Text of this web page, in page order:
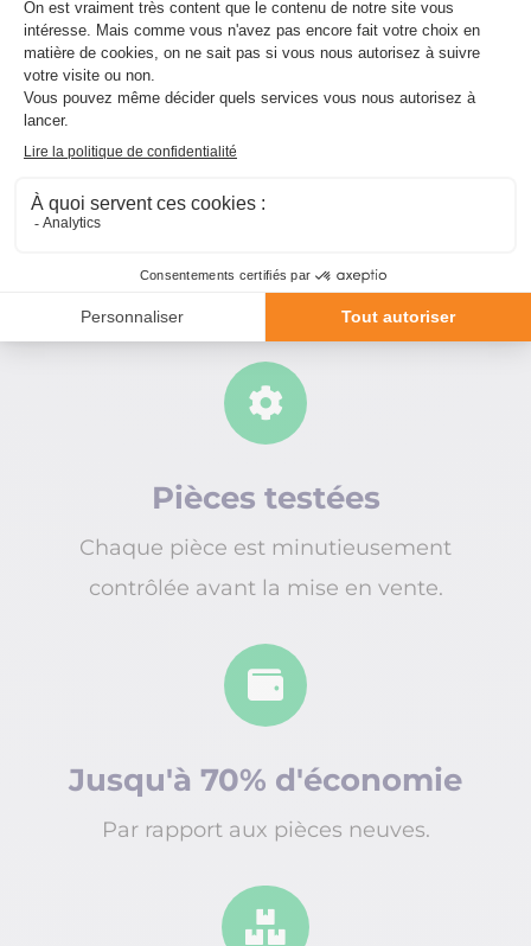
Pourquoi acheter vos
pièces détachées
chez Energipole
Recycling ?

Pièces testées
Chaque pièce est minutieusement
contrôlée avant la mise en vente.

Jusqu'à 70% d'économie
Par rapport aux pièces neuves.
